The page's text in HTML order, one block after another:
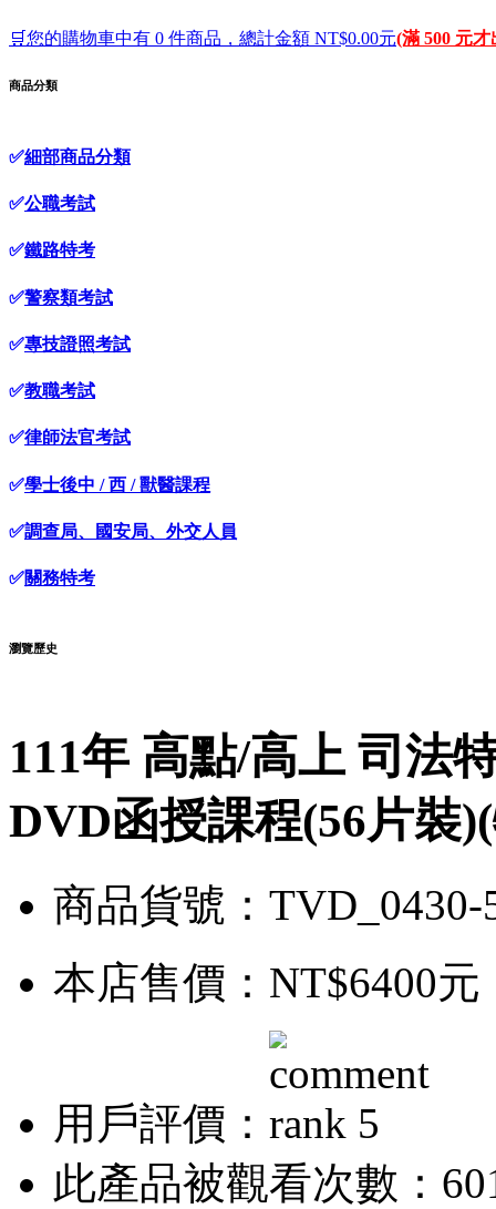
🛒您的購物車中有 0 件商品，總計金額 NT$0.00元(滿 500 元才
商品分類
✅細部商品分類
✅公職考試
✅鐵路特考
✅警察類考試
✅專技證照考試
✅教職考試
✅律師法官考試
✅學士後中 / 西 / 獸醫課程
✅調查局、國安局、外交人員
✅關務特考
瀏覽歷史
111年 高點/高上 司法
DVD函授課程(56片裝
商品貨號：TVD_0430-
本店售價： NT$6400元
用戶評價：
此產品被觀看次數：